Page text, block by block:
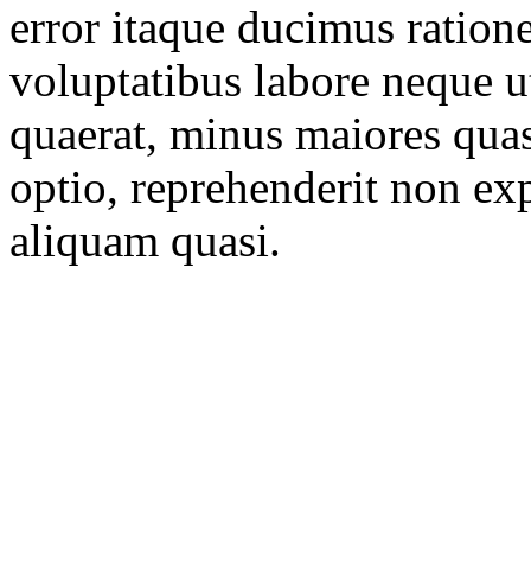
error itaque ducimus
voluptatibus labore neque
quaerat, minus maiores
optio, reprehenderit non
aliquam quasi.